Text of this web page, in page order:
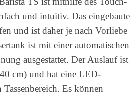
und intuitiv. Das eingebaute
und ist daher je nach Vorliebe
ist mit einer automatischen
ausgestattet. Der Auslauf ist
cm) und hat eine LED-
Es können